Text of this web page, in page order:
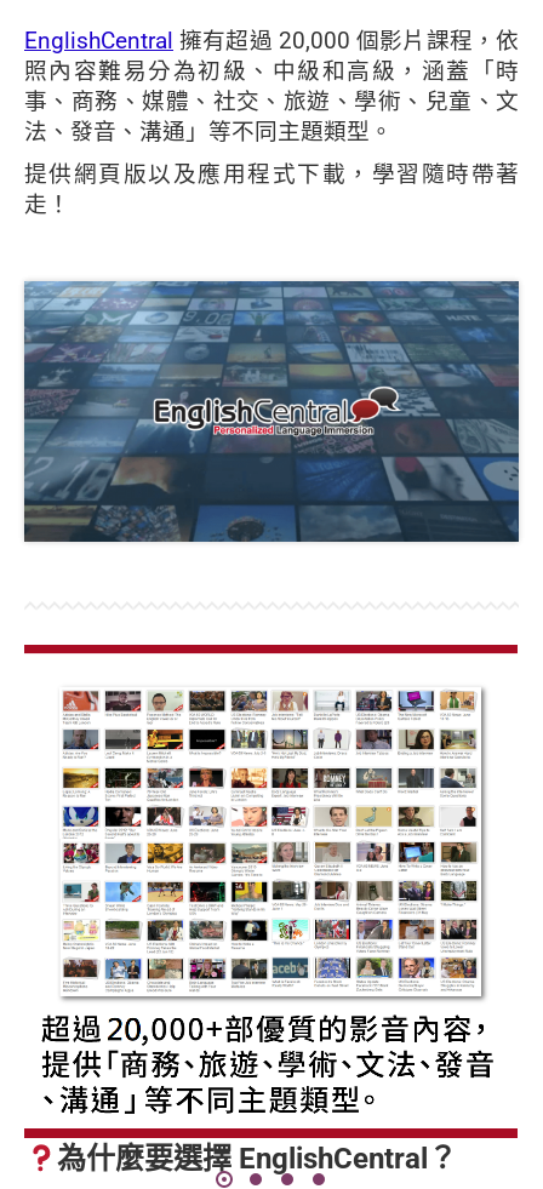
EnglishCentral 擁有超過 20,000 個影片課程，依
照內容難易分為初級、中級和高級，涵蓋「時
事、商務、媒體、社交、旅遊、學術、兒童、文
法、發音、溝通」等不同主題類型。
提供網頁版以及應用程式下載，學習隨時帶著
走！
為什麼要選擇 EnglishCentral？